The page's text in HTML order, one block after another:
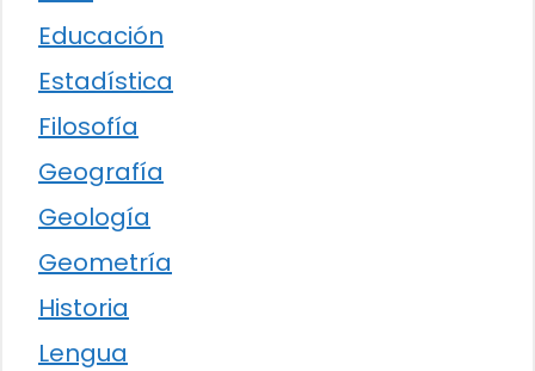
Educación
Estadística
Filosofía
Geografía
Geología
Geometría
Historia
Lengua